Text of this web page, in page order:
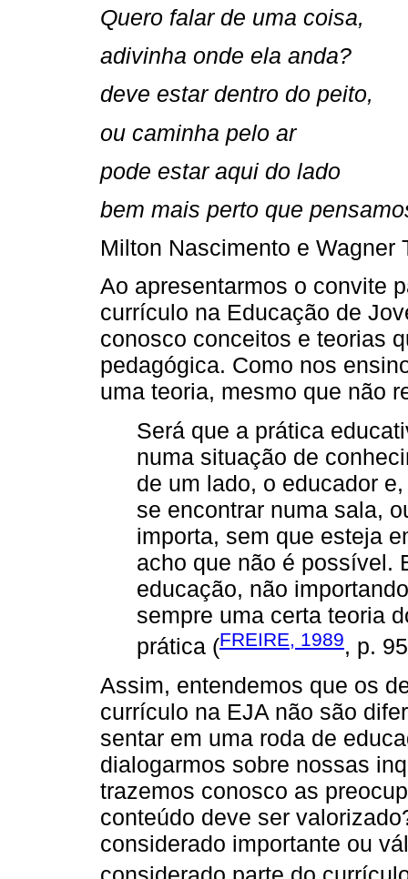
Quero falar de uma coisa,
adivinha onde ela anda?
deve estar dentro do peito,
ou caminha pelo ar
pode estar aqui do lado
bem mais perto que
Milton Nascimento e Wagner
Ao apresentarmos o convite
currículo na Educação de
conosco conceitos e teorias
pedagógica. Como nos
uma teoria, mesmo que não
Será que a prática
numa situação de
de um lado, o educador
se encontrar numa sala,
importa, sem que esteja
acho que não é possível.
educação, não
sempre uma certa teoria
prática (FREIRE, 1989, p.
Assim, entendemos que os
currículo na EJA não são
sentar em uma roda de
dialogarmos sobre nossas
trazemos conosco as
conteúdo deve ser
considerado importante ou